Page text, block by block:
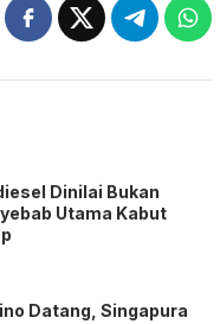
Dinilai Bukan
Utama Kabut
Datang, Singapura